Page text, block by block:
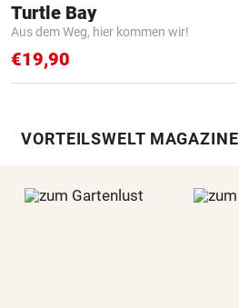
Turtle Bay
Aus dem Weg, hier kommen wir!
€19,90
VORTEILSWELT MAGAZINE